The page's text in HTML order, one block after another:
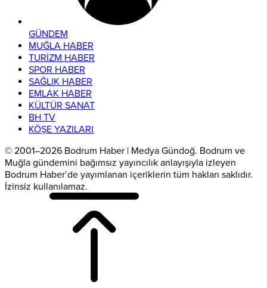
GÜNDEM
MUĞLA HABER
TURİZM HABER
SPOR HABER
SAĞLIK HABER
EMLAK HABER
KÜLTÜR SANAT
BH TV
KÖŞE YAZILARI
© 2001–2026 Bodrum Haber | Medya Gündoğ. Bodrum ve
Muğla gündemini bağımsız yayıncılık anlayışıyla izleyen
Bodrum Haber’de yayımlanan içeriklerin tüm hakları saklıdır.
İzinsiz kullanılamaz.